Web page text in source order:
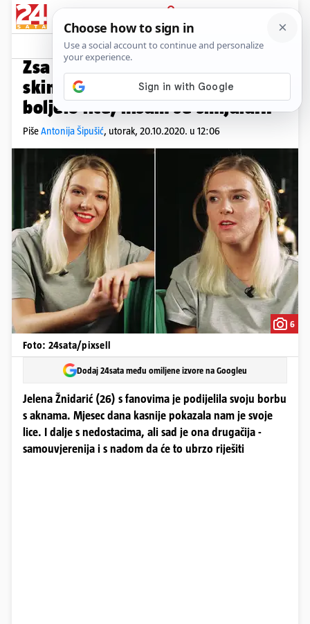
PRIJAVA
Video Komentari
MOJA PRIČA
Zsa Zsa pred našim kamerama
skinula šminku: 'Zbog akni me
boljelo lice, nisam se smijala...'
PišeAntonija Šipušić, utorak, 20.10.2020. u 12:06
6
Foto: 24sata/pixsell
Dodaj 24sata među omiljene izvore na Googleu
Jelena Žnidarić (26) s fanovima je podijelila svoju borbu
s aknama. Mjesec dana kasnije pokazala nam je svoje
lice. I dalje s nedostacima, ali sad je ona drugačija -
samouvjerenija i s nadom da će to ubrzo riješiti